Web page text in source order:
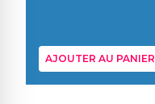
AJOUTER AU PANIER